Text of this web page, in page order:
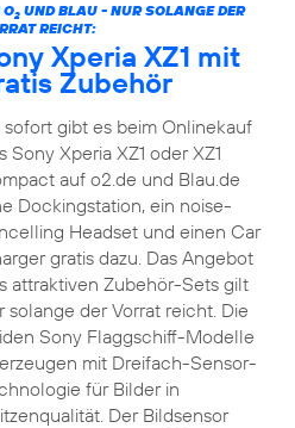
O2UND BLAU - NUR SOLANGE DER
REICHT:
Xperia XZ1 mit
Zubehör
sofort gibt es beim Onlinekauf
Sony Xperia XZ1 oder XZ1
auf o2.de und Blau.de
Dockingstation, ein noise-
Headset und einen Car
gratis dazu. Das Angebot
attraktiven Zubehör-Sets gilt
solange der Vorrat reicht. Die
Sony Flaggschiff-Modelle
mit Dreifach-Sensor-
für Bilder in
Der Bildsensor